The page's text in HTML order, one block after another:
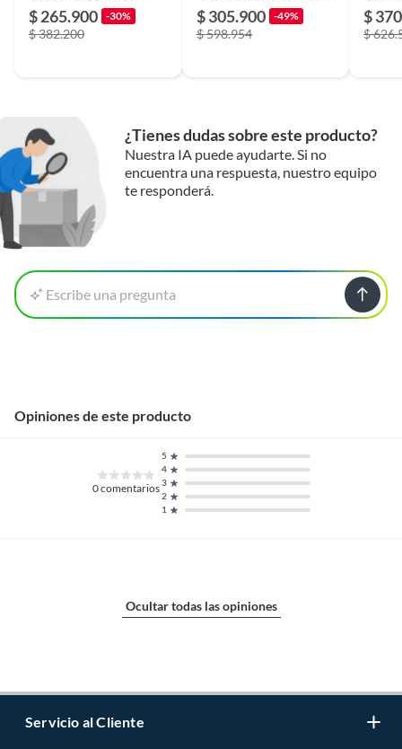
$ 265.900 -30%
$ 382.200
$ 305.900 -49%
$ 598.954
$
$
¿Tienes dudas sobre este producto?
Nuestra IA puede ayudarte. Si no
encuentra una respuesta, nuestro equipo
te responderá.
Escribe una pregunta
Opiniones de este producto
0comentarios
1
2
3
4
5
Ocultar todas las opiniones
Servicio al Cliente